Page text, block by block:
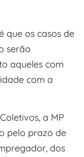
que os casos de
serão
aqueles com
com a
a MP
pelo prazo de
dos